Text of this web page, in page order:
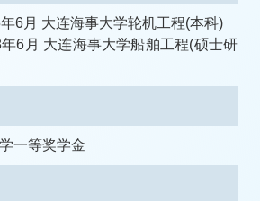
6月 大连海事大学轮机工程(本科)
6月 大连海事大学船舶工程(硕士研
一等奖学金